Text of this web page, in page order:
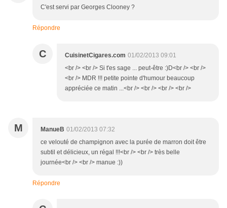
C'est servi par Georges Clooney ?
Répondre
C CuisinetCigares.com 01/02/2013 09:01
<br /> <br /> Si t'es sage ... peut-être :)D<br /> <br />
<br /> MDR !!! petite pointe d'humour beaucoup
appréciée ce matin ...<br /> <br /> <br /> <br />
M ManueB 01/02/2013 07:32
ce velouté de champignon avec la purée de marron doit être
subtil et délicieux, un régal !!!<br /> <br /> très belle
journée<br /> <br /> manue :))
Répondre